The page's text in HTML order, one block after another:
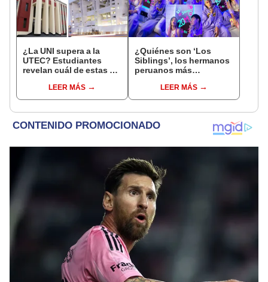
¿La UNI supera a la
UTEC? Estudiantes
revelan cuál de estas 2
mejor tecnología: "Se
debe modernizar"
LEER MÁS
¿Quiénes son ‘Los
Siblings’, los hermanos
peruanos más
LEER MÁS